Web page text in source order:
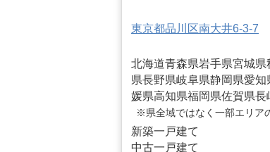
東京都品川区南大井6-3-7
北海道青森県岩手県宮城県
県長野県岐阜県静岡県愛知
媛県高知県福岡県佐賀県長
※県全域ではなく一部エリア
新築一戸建て
中古一戸建て